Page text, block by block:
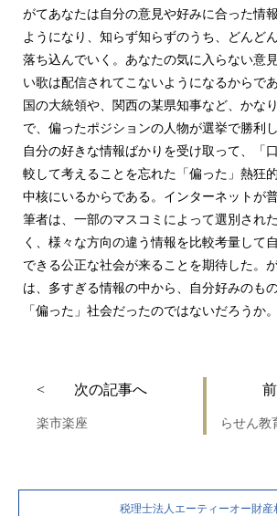
がてあなたは自分の意見や好みに合った情
ようになり、知らず知らずのうち、どんど
落ち込んでいく。あなたの気に入らない意
い歌は配信されてこないようになるからで
国の大統領や、関西の某県知事など、かな
で、偏ったポジションの人物が選挙で勝利
自分の好きな情報ばかりを受け取って、「
較して考えることを忘れた「偏った」熱狂
中核にいるからである。インターネットが
筆者は、一部のマスコミによって選別され
く、様々な方向の違う情報を比較考量して
できる公正な社会が来ることを期待した。
は、多すぎる情報の中から、自分好みのも
「偏った」社会だったのではないだろうか。
ゲ
次
の
< 次の記事へ
楽市楽座
稿
らせん教
税理士法人エーティーオー財